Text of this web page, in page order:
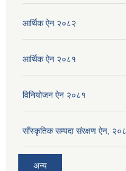
आर्थिक ऐन २०८२
आर्थिक ऐन २०८१
विनियोजन ऐन २०८१
साँस्कृतिक सम्पदा संरक्षण ऐन,
अन्य